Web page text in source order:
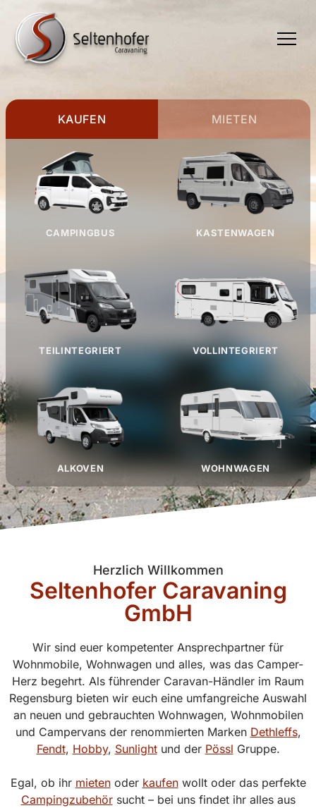
TOGGLE
MENU
KAUFEN MIETEN
CAMPINGBUS KASTENWAGEN
TEILINTEGRIERT VOLLINTEGRIERT
ALKOVEN WOHNWAGEN
Herzlich Willkommen
Seltenhofer Caravaning
GmbH
Wir sind euer kompetenter Ansprechpartner für
Wohnmobile, Wohnwagen und alles, was das Camper-
Herz begehrt. Als führender Caravan-Händler im Raum
Regensburg bieten wir euch eine umfangreiche Auswahl
an neuen und gebrauchten Wohnwagen, Wohnmobilen
und Campervans der renommierten Marken Dethleffs,
Fendt, Hobby, Sunlightund der Pössl Gruppe.
Egal, ob ihr mietenoder kaufenwollt oder das perfekte
Campingzubehörsucht – bei uns findet ihr alles aus